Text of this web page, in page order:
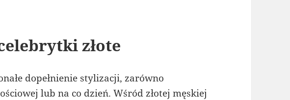
złote
dopełnienie stylizacji, zarówno
lub na co dzień. Wśród złotej męskiej